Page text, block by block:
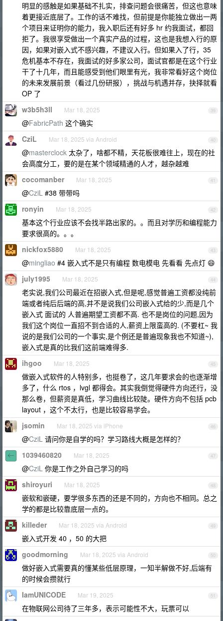
明显的感触是如果基础不扎实，排查问题会很痛苦，但这也意味
着更接近底层了。工作的话不难找，但前提是你能独立做出一两
个项目来证明你的能力，我入职后还有好多 hr 约我面试，都回
拒了。我很享受做出一个真实产品的过程，这也是我想入行的原
因，如果对嵌入式不感兴趣，不建议入行。但如果入了行，35
危机基本不存在，我面试的好多家公司，面试官都是在这个行业
干了十几年，而且能感受到他们眼里有光，我非常看好这个岗位
的未来发展前景（看过几份研报），挑战与机遇并存，抉择就看
OP 了
39
w3b5h3ll Mar 18, 2025
@FabricPath 这个确实
40
CziL Mar 18, 2025 via Android
@masterclock 太杂了，啥都不精，天花板很难往上，现在的社
会高度分工，要的是在某个领域精通的人才，越杂越难
41
cocomanber Mar 18, 2025
@CziL #38 带带吗
42
ronyin Mar 18, 2025
基本这个行业应该不会找半路出家的。。而且对学历和编程能力
要求很高的。。。
43
nickfox5880 Mar 18, 2025
@mingliao #4 嵌入式不是只有编程 数电模电 先看看 先点灯 😄
44
july1995 Mar 18, 2025
老实说,我们公司最近在招嵌入式,但是呢,感觉普遍工资都没纯前
端或者纯后后端的高,并不是说我们公司嵌入式给的少,而是几个
嵌入式 面试的 人普遍期望工资都不高. 也不是岗位的问题,因为
我们这个岗位一直招不到合适的人,薪资上限蛮高的. (不要杠~ 我
说的是我们公司的一个事实,是个例还是普遍现象我也不知道~),
嵌入式是真的比我们这前端难得多.
45
ihgoo Mar 18, 2025
做嵌入式软件的人特别多，也挺卷了，这几年要求会的也逐渐增
多了，什么 rtos ，lvgl 都得会。其实我倒觉得硬件方向还行，没
那么卷，但薪资是真低，学习曲线比较陡。硬件方向不包括 pcb
layout ，这个不太行，也是比较容易学会。
46
jsomin Mar 18, 2025 via iPhone
@CziL 请问你是自学的吗？学习路线大概是怎样的？
47
1039460820 Mar 18, 2025
@CziL 你是工作之外自己学习的吗
48
shiroyuri Mar 18, 2025
嵌软和嵌硬，要学很多东西的还是不同的，方向也不相同。总之
学的都是比较靠底层一点的。
49
killeder Mar 18, 2025 via Android
嵌入式开发 40 ，50 的大把
50
goodmorning Mar 18, 2025 via Android
做好嵌入式需要真的懂某些低层原理，一知半解做不好,后端有
的时候会攒就行
51
IamUNICODE Mar 19, 2025
在物联网公司待了三年多，表示可能性不大，玩票可以